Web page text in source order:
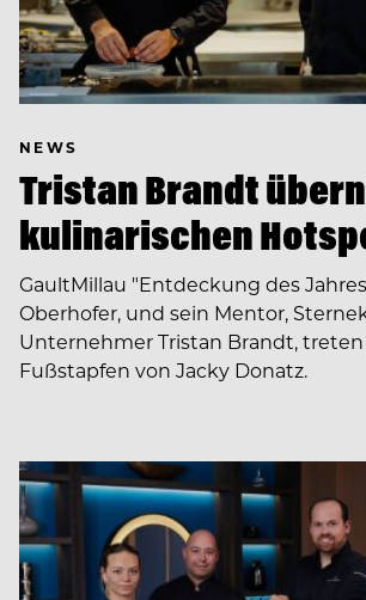
NEWS
Tristan Brandt
kulinarischen
GaultMillau "Entdeckung des
Oberhofer, und sein Mentor,
Unternehmer Tristan Brandt,
Fußstapfen von Jacky Donatz.